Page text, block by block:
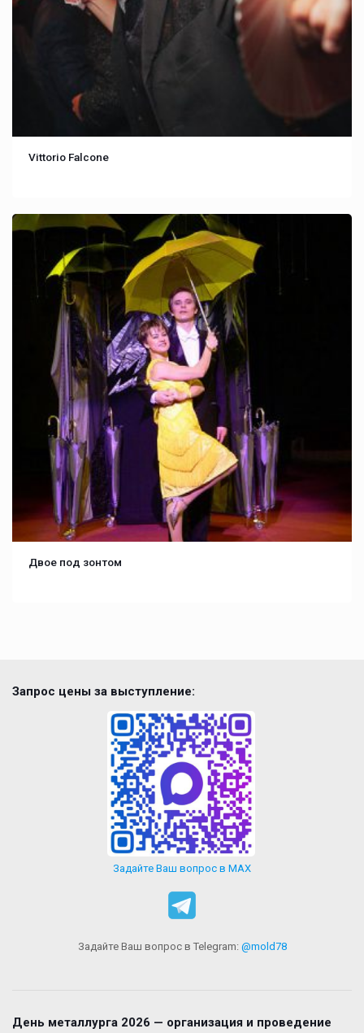
Vittorio Falcone
Двое под зонтом
Запрос цены за выступление:
Задайте Ваш вопрос в MAX
Задайте Ваш вопрос в Telegram: @mold78
День металлурга 2026 — организация и проведение